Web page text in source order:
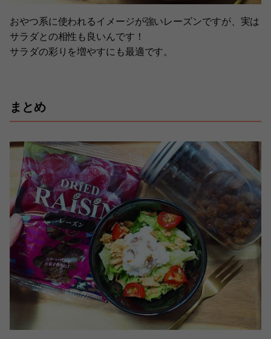
おやつ系に使われるイメージが強いレーズンですが、実は
サラダとの相性も良いんです！
サラダの彩りを増やすにも最適です。
まとめ